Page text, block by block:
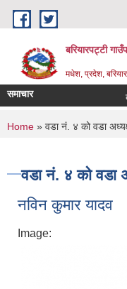
Skip to main content
बरियारपट्टी
मधेश, प्रदेश,
समाचार
You are
Home » वडा नं. ४ को वडा
वडा नं. ४ को वडा
नविन कुमार यादव
Image: